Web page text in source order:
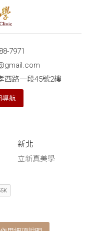
7971
西路一段45號2樓
導航
新北
立新真美學